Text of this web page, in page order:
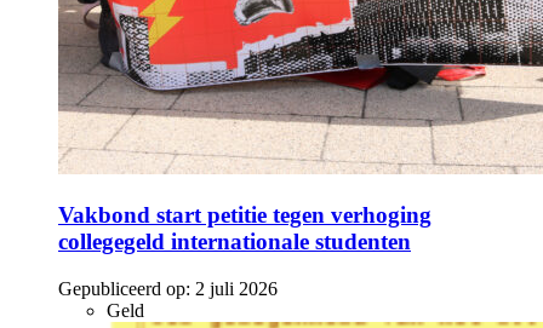
Vakbond start petitie tegen verhoging
collegegeld internationale studenten
Gepubliceerd op: 2 juli 2026
Geld